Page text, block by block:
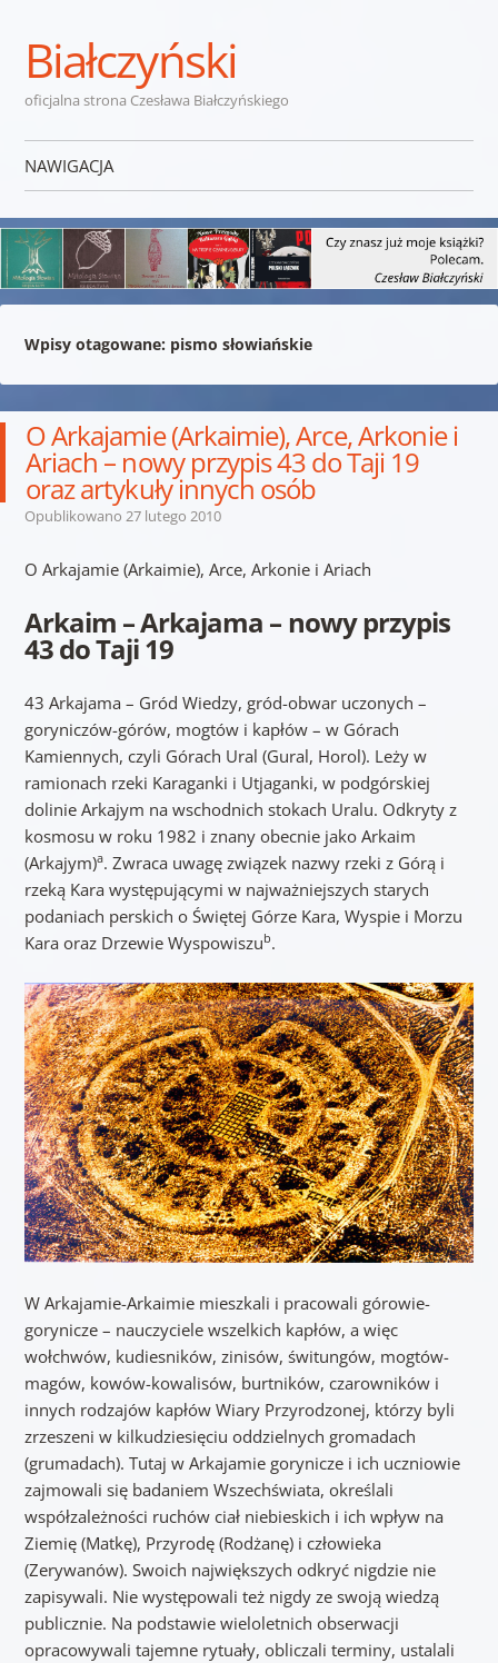
Białczyński
oficjalna strona Czesława Białczyńskiego
NAWIGACJA
Wpisy otagowane: pismo słowiańskie
O Arkajamie (Arkaimie), Arce, Arkonie i
Ariach – nowy przypis 43 do Taji 19
oraz artykuły innych osób
Opublikowano 27 lutego 2010
O Arkajamie (Arkaimie), Arce, Arkonie i Ariach
Arkaim – Arkajama – nowy przypis
43 do Taji 19
43 Arkajama – Gród Wiedzy, gród-obwar uczonych –
goryniczów-górów, mogtów i kapłów – w Górach
Kamiennych, czyli Górach Ural (Gural, Horol). Leży w
ramionach rzeki Karaganki i Utjaganki, w podgórskiej
dolinie Arkajym na wschodnich stokach Uralu. Odkryty z
kosmosu w roku 1982 i znany obecnie jako Arkaim
(Arkajym)a. Zwraca uwagę związek nazwy rzeki z Górą i
rzeką Kara występującymi w najważniejszych starych
podaniach perskich o Świętej Górze Kara, Wyspie i Morzu
Kara oraz Drzewie Wyspowiszub.
W Arkajamie-Arkaimie mieszkali i pracowali górowie-
gorynicze – nauczyciele wszelkich kapłów, a więc
wołchwów, kudiesników, zinisów, świtungów, mogtów-
magów, kowów-kowalisów, burtników, czarowników i
innych rodzajów kapłów Wiary Przyrodzonej, którzy byli
zrzeszeni w kilkudziesięciu oddzielnych gromadach
(grumadach). Tutaj w Arkajamie gorynicze i ich uczniowie
zajmowali się badaniem Wszechświata, określali
współzależności ruchów ciał niebieskich i ich wpływ na
Ziemię (Matkę), Przyrodę (Rodżanę) i człowieka
(Zerywanów). Swoich największych odkryć nigdzie nie
zapisywali. Nie występowali też nigdy ze swoją wiedzą
publicznie. Na podstawie wieloletnich obserwacji
opracowywali tajemne rytuały, obliczali terminy, ustalali